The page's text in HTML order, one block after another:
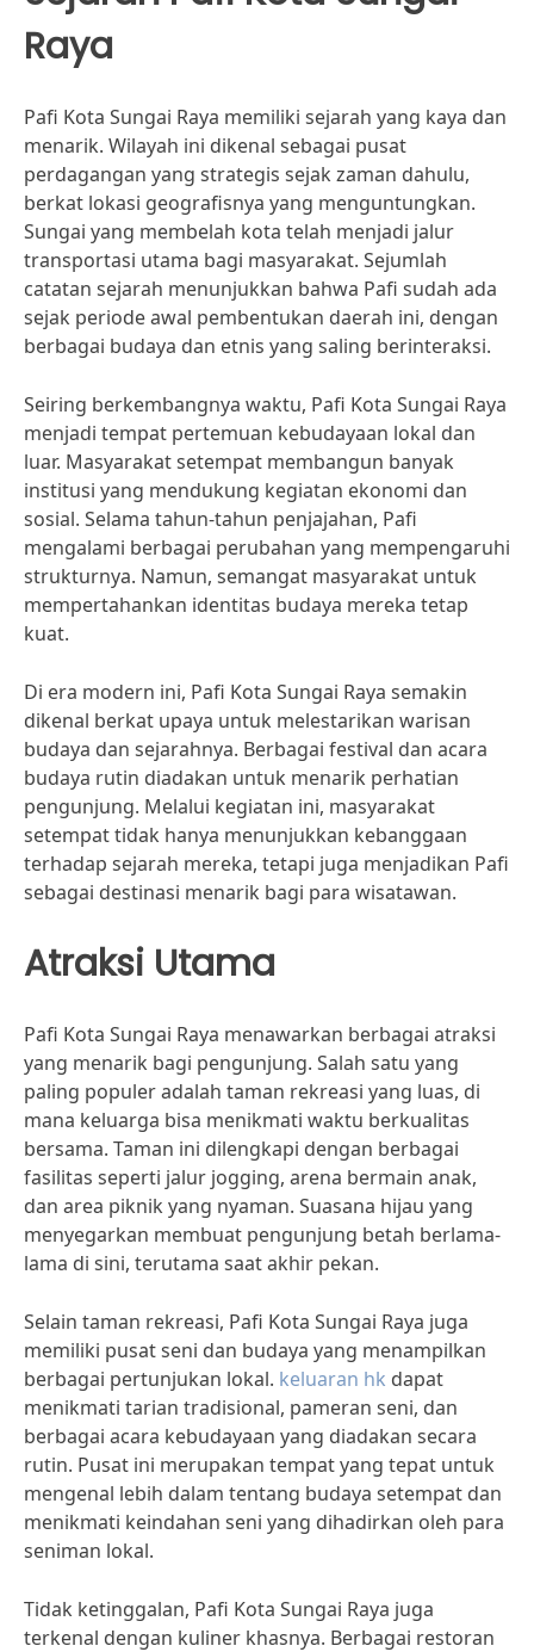
Raya
Pafi Kota Sungai Raya memiliki sejarah yang kaya dan
menarik. Wilayah ini dikenal sebagai pusat
perdagangan yang strategis sejak zaman dahulu,
berkat lokasi geografisnya yang menguntungkan.
Sungai yang membelah kota telah menjadi jalur
transportasi utama bagi masyarakat. Sejumlah
catatan sejarah menunjukkan bahwa Pafi sudah ada
sejak periode awal pembentukan daerah ini, dengan
berbagai budaya dan etnis yang saling berinteraksi.
Seiring berkembangnya waktu, Pafi Kota Sungai Raya
menjadi tempat pertemuan kebudayaan lokal dan
luar. Masyarakat setempat membangun banyak
institusi yang mendukung kegiatan ekonomi dan
sosial. Selama tahun-tahun penjajahan, Pafi
mengalami berbagai perubahan yang mempengaruhi
strukturnya. Namun, semangat masyarakat untuk
mempertahankan identitas budaya mereka tetap
kuat.
Di era modern ini, Pafi Kota Sungai Raya semakin
dikenal berkat upaya untuk melestarikan warisan
budaya dan sejarahnya. Berbagai festival dan acara
budaya rutin diadakan untuk menarik perhatian
pengunjung. Melalui kegiatan ini, masyarakat
setempat tidak hanya menunjukkan kebanggaan
terhadap sejarah mereka, tetapi juga menjadikan Pafi
sebagai destinasi menarik bagi para wisatawan.
Atraksi Utama
Pafi Kota Sungai Raya menawarkan berbagai atraksi
yang menarik bagi pengunjung. Salah satu yang
paling populer adalah taman rekreasi yang luas, di
mana keluarga bisa menikmati waktu berkualitas
bersama. Taman ini dilengkapi dengan berbagai
fasilitas seperti jalur jogging, arena bermain anak,
dan area piknik yang nyaman. Suasana hijau yang
menyegarkan membuat pengunjung betah berlama-
lama di sini, terutama saat akhir pekan.
Selain taman rekreasi, Pafi Kota Sungai Raya juga
memiliki pusat seni dan budaya yang menampilkan
berbagai pertunjukan lokal. keluaran hk dapat
menikmati tarian tradisional, pameran seni, dan
berbagai acara kebudayaan yang diadakan secara
rutin. Pusat ini merupakan tempat yang tepat untuk
mengenal lebih dalam tentang budaya setempat dan
menikmati keindahan seni yang dihadirkan oleh para
seniman lokal.
Tidak ketinggalan, Pafi Kota Sungai Raya juga
terkenal dengan kuliner khasnya. Berbagai restoran